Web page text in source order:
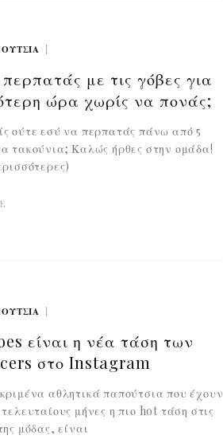
με τις γόβες για
ώρα χωρίς να πονάς;
ούτε εσύ να περπατάς πάνω από 5
τακούνια; Καλώς ήρθες στην ομάδα!
είναι η νέα τάση των
στο Instagram
αθλητικά παπούτσια που έχουν
τελευταίους μήνες η πιο hot τάση στις
μόδας, είναι